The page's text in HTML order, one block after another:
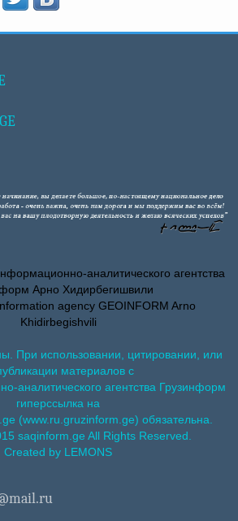
аналитического агентства
Арно Хидирбегишвили
agency GEOINFORM Arno
Khidirbegishvili
При использовании, цитировании, или
материалов с
аналитического агентства Грузинформ
гиперссылка на
(www.ru.gruzinform.ge) обязательна.
saqinform.ge All Rights Reserved.
Created by LEMONS